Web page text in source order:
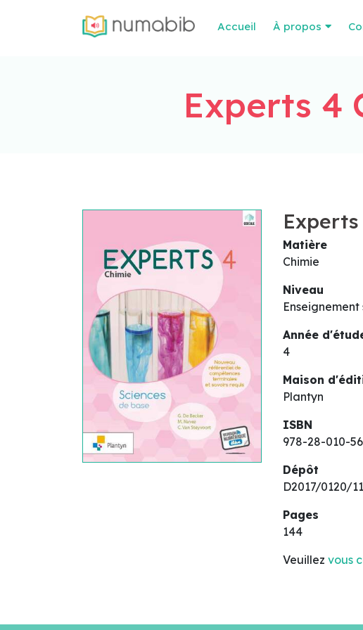
Accueil À propos
Experts 4
Matière
Chimie
Niveau
Année
4
Maison
Plantyn
ISBN
978-28-010-
Dépôt
D2017/0120/
Pages
144
Veuillez vous